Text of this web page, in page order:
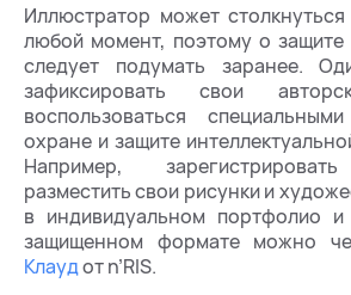
Иллюстратор может
любой момент, поэтому о защите
следует подумать заранее.
зафиксировать свои
воспользоваться
охране и защите
Например,
разместить свои рисунки и
в индивидуальном портфолио
защищенном формате можно
Клаудот n’RIS.